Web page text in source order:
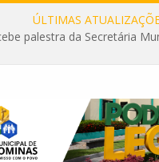
ÚLTIMAS